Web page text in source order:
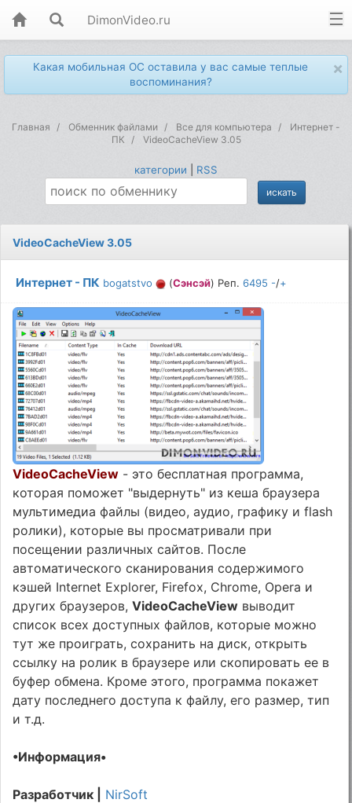
DimonVideo.ru
×
Какая мобильная ОС оставила у вас самые теплые
воспоминания?
Главная Обменник файлами Все для компьютера
Интернет -
ПК
VideoCacheView 3.05
категории RSS
VideoCacheView 3.05
Интернет - ПК bogatstvo (Сэнсэй) Реп.6495 -/+
VideoCacheView - это бесплатная программа,
которая поможет "выдернуть" из кеша браузера
мультимедиа файлы (видео, аудио, графику и flash
ролики), которые вы просматривали при
посещении различных сайтов. После
автоматического сканирования содержимого
кэшей Internet Explorer, Firefox, Chrome, Opera и
других браузеров,VideoCacheView выводит
список всех доступных файлов, которые можно
тут же проиграть, сохранить на диск, открыть
ссылку на ролик в браузере или скопировать ее в
буфер обмена. Кроме этого, программа покажет
дату последнего доступа к файлу, его размер, тип
и т.д.
•Информация•
Разработчик |
NirSoft